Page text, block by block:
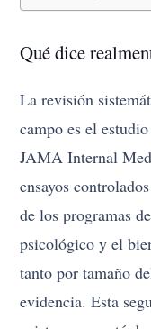
Qué dice
La revisión
campo es el
JAMA Internal
ensayos
de los programas
psicológico y el
tanto por tamaño
evidencia. Esta